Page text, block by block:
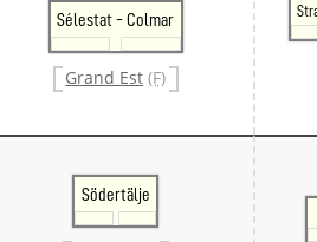
Sélestat - Colmar
Grand Est (F)
Södertälje